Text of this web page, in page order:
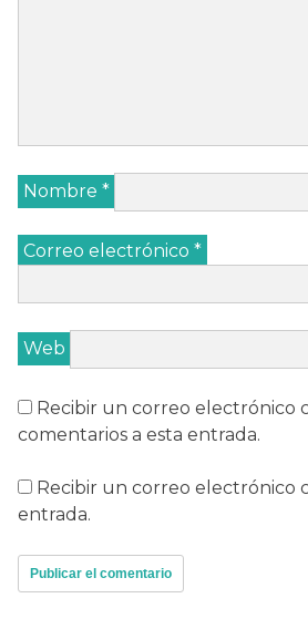
Nombre *
Correo electrónico *
Web
Recibir un correo electrónico
comentarios a esta entrada.
Recibir un correo electrónico
entrada.